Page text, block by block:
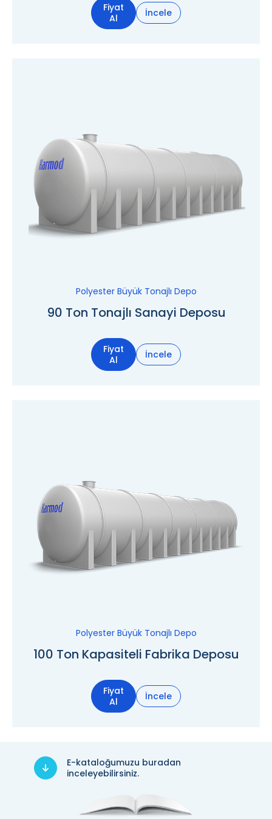
Fiyat
Al
İncele
Polyester Büyük Tonajlı Depo
90 Ton Tonajlı Sanayi Deposu
Fiyat
Al
İncele
Polyester Büyük Tonajlı Depo
100 Ton Kapasiteli Fabrika Deposu
Fiyat
Al
İncele
E-kataloğumuzu buradan
inceleyebilirsiniz.